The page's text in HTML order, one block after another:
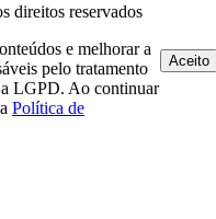
reservados
e melhorar a
pelo tratamento
a LGPD. Ao continuar
Política de
Aceito